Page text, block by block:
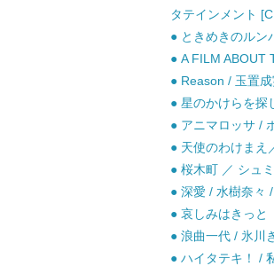
タテインメント
● ときめきのルン
● A FILM ABOUT
● Reason / 玉置
● 星のかけらを探
● アニマロッサ /
● 天使のわけまえ
● 桜木町 ／ シュ
● 深愛 / 水樹奈々
● 哀しみはきっと
● 浪曲一代 / 氷川
● ハイタテキ！ /